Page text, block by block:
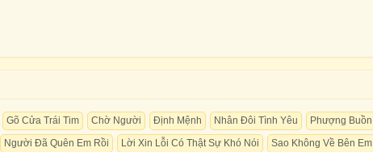
Gõ Cửa Trái Tim Chờ Người Định Mệnh Nhân Đôi Tình Yêu
Phượng Buồn
Người Đã Quên Em Rồi Lời Xin Lỗi Có Thật Sự Khó Nói
Sao Không Về Bên Em